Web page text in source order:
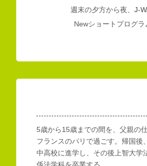
週末の夕方から夜、 J-
Newショートプログ
5歳から15歳までの間を、父親の
フランスのパリで過ごす。帰国後
中高校に進学し、その後上智大学